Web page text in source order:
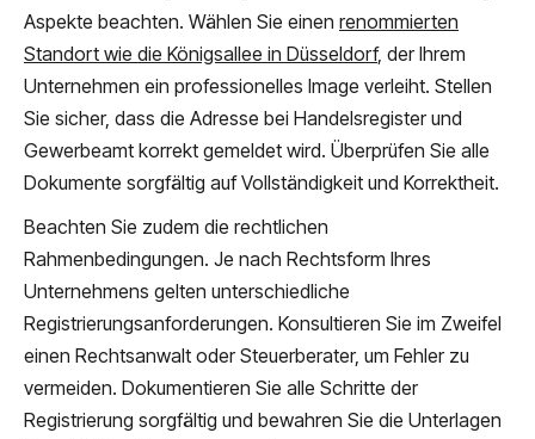
Aspekte beachten. Wählen Sie einen renommierten
Standort wie die Königsallee in Düsseldorf, der Ihrem
Unternehmen ein professionelles Image verleiht. Stellen
Sie sicher, dass die Adresse bei Handelsregister und
Gewerbeamt korrekt gemeldet wird. Überprüfen Sie alle
Dokumente sorgfältig auf Vollständigkeit und Korrektheit.
Beachten Sie zudem die rechtlichen
Rahmenbedingungen. Je nach Rechtsform Ihres
Unternehmens gelten unterschiedliche
Registrierungsanforderungen. Konsultieren Sie im Zweifel
einen Rechtsanwalt oder Steuerberater, um Fehler zu
vermeiden. Dokumentieren Sie alle Schritte der
Registrierung sorgfältig und bewahren Sie die Unterlagen